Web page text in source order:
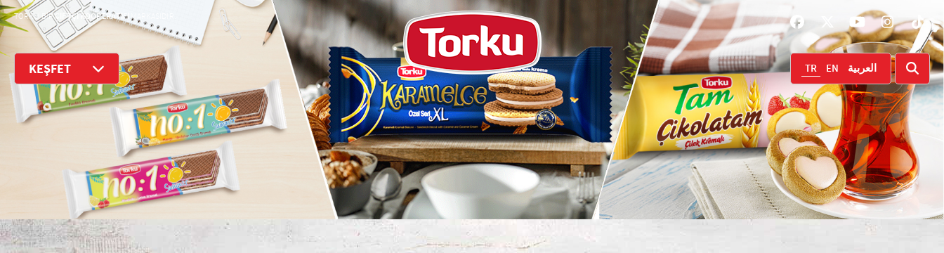
TORKU BİRÇİFTÇİ KOOPERATİFİ MARKASIDIR.
KEŞFET TR EN العربية